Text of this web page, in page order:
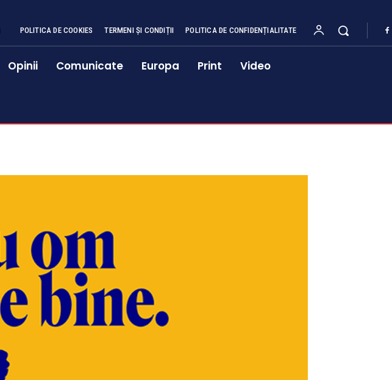
POLITICA DE COOKIES TERMENI ȘI CONDIȚII POLITICA DE CONFIDENȚIALITATE
Opinii Comunicate Europa Print Video